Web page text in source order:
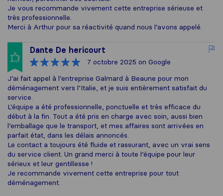
Je vous recommande vivement cette entreprise sérieuse et
très professionnelle.
Merci à Arthur pour sa réactivité quand nous l’avons appelé.
Dante De hericourt
7 octobre 2025 on Google
J’ai fait appel à l’entreprise Galmard à Beaune pour mon
déménagement vers l’Italie, et je suis entièrement satisfait du
service.
L’équipe a été professionnelle, ponctuelle et très efficace du
début à la fin. Tout a été pris en charge avec soin, aussi bien
l’emballage que le transport, et mes affaires sont arrivées en
parfait état, dans les délais annoncés.
Le contact a toujours été fluide et rassurant, avec un vrai sens
du service client. Un grand merci à toute l’équipe pour leur
sérieux et leur gentillesse !
Je recommande vivement cette entreprise pour tout
déménagement.